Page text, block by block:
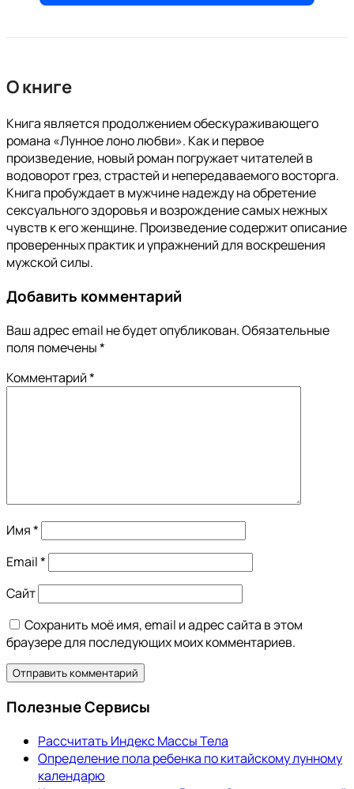
О книге
Книга является продолжением обескураживающего
романа «Лунное лоно любви». Как и первое
произведение, новый роман погружает читателей в
водоворот грез, страстей и непередаваемого восторга.
Книга пробуждает в мужчине надежду на обретение
сексуального здоровья и возрождение самых нежных
чувств к его женщине. Произведение содержит описание
проверенных практик и упражнений для воскрешения
мужской силы.
Добавить комментарий
Ваш адрес email не будет опубликован.Обязательные
поля помечены*
Комментарий*
Имя*
Email*
Сайт
Сохранить моё имя, email и адрес сайта в этом
браузере для последующих моих комментариев.
Полезные Сервисы
Рассчитать Индекс Массы Тела
Определение пола ребенка по китайскому лунному
календарю